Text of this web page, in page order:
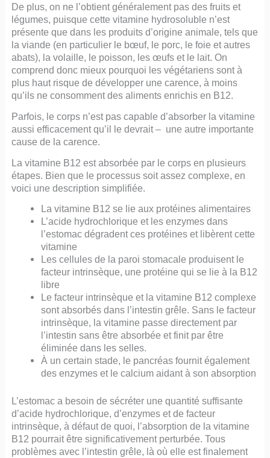
De plus, on ne l’obtient généralement pas des fruits et
légumes, puisque cette vitamine hydrosoluble n’est
présente que dans les produits d’origine animale, tels que
la viande (en particulier le bœuf, le porc, le foie et autres
abats), la volaille, le poisson, les œufs et le lait. On
comprend donc mieux pourquoi les végétariens sont à
plus haut risque de développer une carence, à moins
qu’ils ne consomment des aliments enrichis en B12.
Parfois, le corps n’est pas capable d’absorber la vitamine
aussi efficacement qu’il le devrait – une autre importante
cause de la carence.
La vitamine B12 est absorbée par le corps en plusieurs
étapes. Bien que le processus soit assez complexe, en
voici une description simplifiée.
La vitamine B12 se lie aux protéines alimentaires
L’acide hydrochlorique et les enzymes dans
l’estomac dégradent ces protéines et libèrent cette
vitamine
Les cellules de la paroi stomacale produisent le
facteur intrinsèque, une protéine qui se lie à la B12
libre
Le facteur intrinsèque et la vitamine B12 complexe
sont absorbés dans l’intestin grêle. Sans le facteur
intrinsèque, la vitamine passe directement par
l’intestin sans être absorbée et finit par être
éliminée dans les selles.
À un certain stade, le pancréas fournit également
des enzymes et le calcium aidant à son absorption
L’estomac a besoin de sécréter une quantité suffisante
d’acide hydrochlorique, d’enzymes et de facteur
intrinsèque, à défaut de quoi, l’absorption de la vitamine
B12 pourrait être significativement perturbée. Tous
problèmes avec l’intestin grêle, là où elle est finalement